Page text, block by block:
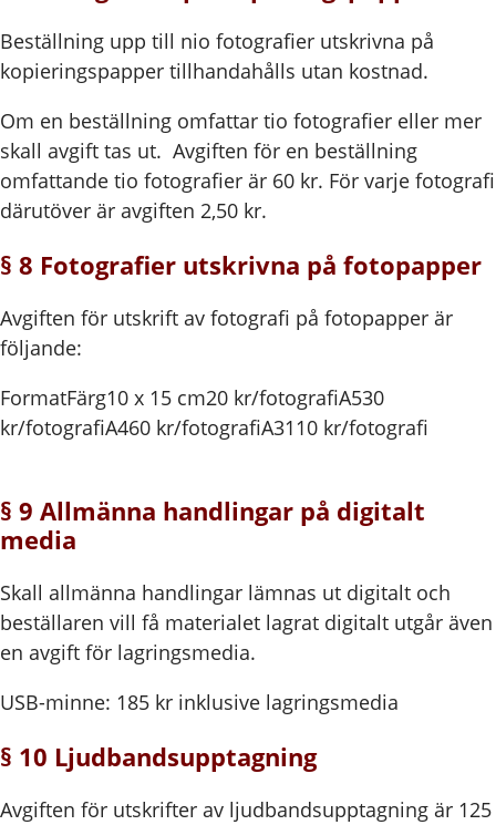
Beställning upp till nio fotografier utskrivna på
kopieringspapper tillhandahålls utan kostnad.
Om en beställning omfattar tio fotografier eller mer
skall avgift tas ut. Avgiften för en beställning
omfattande tio fotografier är 60 kr. För varje fotografi
därutöver är avgiften 2,50 kr.
§ 8 Fotografier utskrivna på fotopapper
Avgiften för utskrift av fotografi på fotopapper är
följande:
FormatFärg10 x 15 cm20 kr/fotografiA530
kr/fotografiA460 kr/fotografiA3110 kr/fotografi
§ 9 Allmänna handlingar på digitalt
media
Skall allmänna handlingar lämnas ut digitalt och
beställaren vill få materialet lagrat digitalt utgår även
en avgift för lagringsmedia.
USB-minne: 185 kr inklusive lagringsmedia
§ 10 Ljudbandsupptagning
Avgiften för utskrifter av ljudbandsupptagning är 125